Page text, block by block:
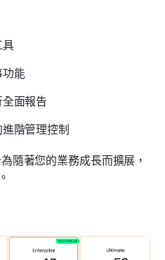
能
面報告
階管理控制
隨著您的業務成長而擴展，